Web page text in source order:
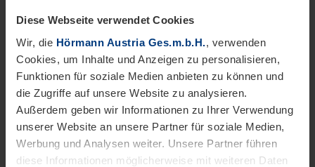
Diese Webseite verwendet Cookies
Wir, die Hörmann Austria Ges.m.b.H., verwenden
Cookies, um Inhalte und Anzeigen zu personalisieren,
Funktionen für soziale Medien anbieten zu können und
die Zugriffe auf unsere Website zu analysieren.
Außerdem geben wir Informationen zu Ihrer Verwendung
unserer Website an unsere Partner für soziale Medien,
Werbung und Analysen weiter. Unsere Partner führen
diese Informationen möglicherweise mit weiteren Daten